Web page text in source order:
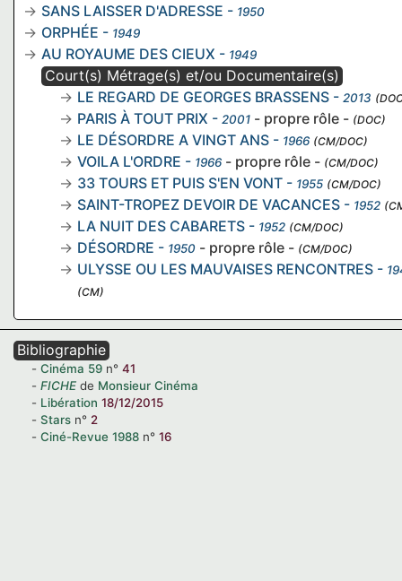
SANS LAISSER D'ADRESSE - 1950
ORPHÉE - 1949
AU ROYAUME DES CIEUX - 1949
Court(s) Métrage(s) et/ou Documentaire(s)
LE REGARD DE GEORGES BRASSENS - 2013
PARIS À TOUT PRIX - 2001 - propre rôle - (DOC)
LE DÉSORDRE A VINGT ANS - 1966 (CM/DOC)
VOILA L'ORDRE - 1966 - propre rôle - (CM/DOC)
33 TOURS ET PUIS S'EN VONT - 1955 (CM/DOC)
SAINT-TROPEZ DEVOIR DE VACANCES - 1952
LA NUIT DES CABARETS - 1952 (CM/DOC)
DÉSORDRE - 1950 - propre rôle - (CM/DOC)
ULYSSE OU LES MAUVAISES RENCONTRES -
(CM)
Bibliographie
Cinéma 59 n° 41
FICHE de Monsieur Cinéma
Libération 18/12/2015
Stars n° 2
Ciné-Revue 1988 n° 16